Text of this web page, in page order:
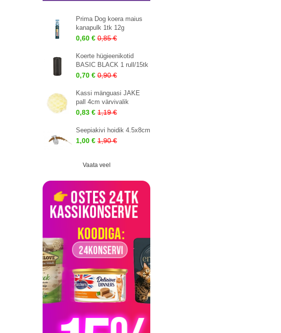
Prima Dog koera maius
kanapulk 1tk 12g
0,60 € 0,85 €
Koerte hügieenikotid
BASIC BLACK 1 rull/15tk
0,70 € 0,90 €
Kassi mänguasi JAKE
pall 4cm värvivalik
0,83 € 1,19 €
Seepiakivi hoidik 4.5x8cm
1,00 € 1,90 €
Vaata veel